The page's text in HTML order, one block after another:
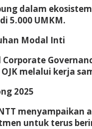
dalam
5.000 UMKM.
Modal Inti
Corporate
melalui kerja
2025
untuk terus